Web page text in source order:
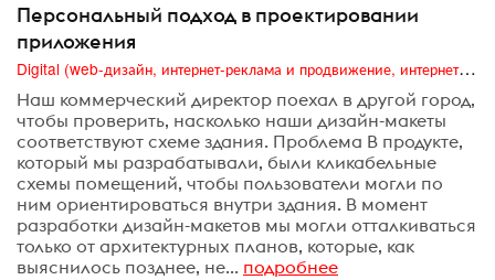
Персональный подход в проектировании
приложения
Digital (web-дизайн, интернет-реклама и продвижение, интернет-сообщества и блоги, интернет-коммуникации, мобильный маркетинг, реклама на цифровых экранах)
Наш коммерческий директор поехал в другой город,
чтобы проверить, насколько наши дизайн-макеты
соответствуют схеме здания. Проблема В продукте,
который мы разрабатывали, были кликабельные
схемы помещений, чтобы пользователи могли по
ним ориентироваться внутри здания. В момент
разработки дизайн-макетов мы могли отталкиваться
только от архитектурных планов, которые, как
выяснилось позднее, не... подробнее